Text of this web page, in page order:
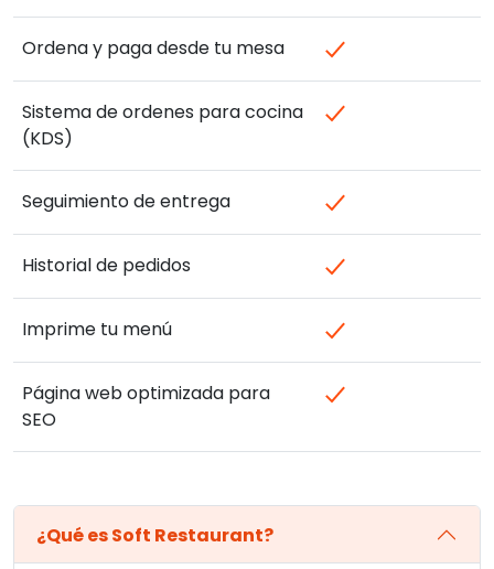
Ordena y paga desde tu mesa
Sistema de ordenes para cocina
(KDS)
Seguimiento de entrega
Historial de pedidos
Imprime tu menú
Página web optimizada para
SEO
¿Qué es Soft Restaurant?